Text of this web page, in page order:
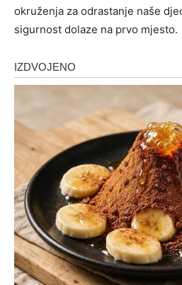
okruženja za odrastanje naše
sigurnost dolaze na prvo mjesto.